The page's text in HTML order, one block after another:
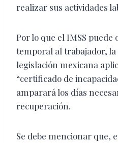
realizar sus actividades
Por lo que el IMSS
temporal al trabajador,
legislación mexicana
“certificado de
amparará los días
recuperación.
Se debe mencionar que,